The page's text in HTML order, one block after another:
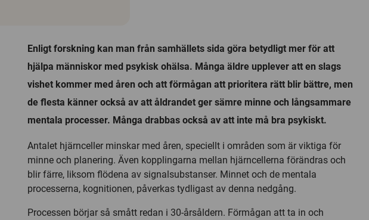
Enligt forskning kan man från samhällets sida göra betydligt mer för att
hjälpa människor med psykisk ohälsa. Många äldre upplever att en slags
vishet kommer med åren och att förmågan att prioritera rätt blir bättre, men
de flesta känner också av att åldrandet ger sämre minne och långsammare
mentala processer. Många drabbas också av att inte må bra psykiskt.
Antalet hjärnceller minskar med åren, speciellt i områden som är viktiga för
minne och planering. Även kopplingarna mellan hjärncellerna förändras och
blir färre, liksom flödena av signalsubstanser. Minnet och de mentala
processerna, kognitionen, påverkas tydligast av denna nedgång.
Processen börjar så smått redan i 30-årsåldern. Förmågan att ta in och